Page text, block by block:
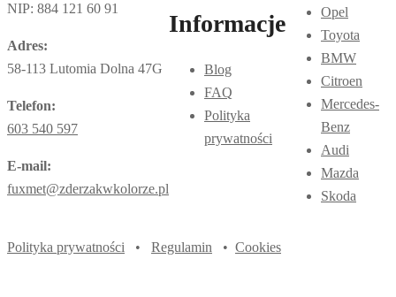
NIP: 884 121 60 91
Adres:
58-113 Lutomia Dolna 47G
Telefon:
603 540 597
E-mail:
fuxmet@zderzakwkolorze.pl
Informacje
Blog
FAQ
Polityka
prywatności
Opel
Toyota
BMW
Citroen
Mercedes-
Benz
Audi
Mazda
Skoda
Polityka prywatności • Regulamin • Cookies